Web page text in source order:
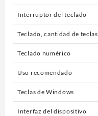
Interruptor del teclado
Teclado, cantidad de teclas
Teclado numérico
Uso recomendado
Teclas de Windows
Interfaz del dispositivo